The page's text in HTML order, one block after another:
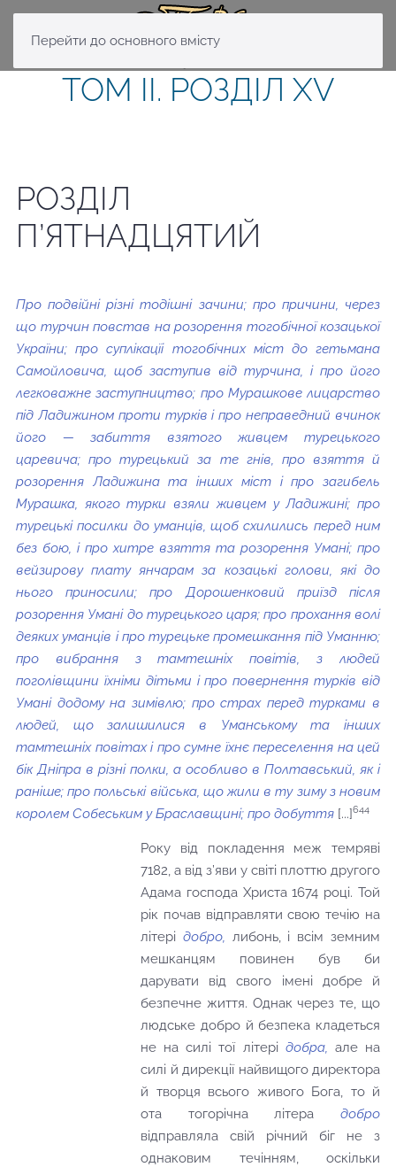
Перейти до основного вмісту
ТОМ II. РОЗДІЛ XV
РОЗДІЛ
П’ЯТНАДЦЯТИЙ
Про подвійні різні тодішні зачини; про причини, через
що турчин повстав на розорення тогобічної козацької
України; про суплікацїі тогобічних міст до гетьмана
Самойловича, щоб заступив від турчина, і про його
легковажне заступництво; про Мурашкове лицарство
під Ладижином проти турків і про неправедний вчинок
його — забиття взятого живцем турецького
царевича; про турецький за те гнів, про взяття й
розорення Ладижина та інших міст і про загибель
Мурашка, якого турки взяли живцем у Ладижині; про
турецькі посилки до уманців, щоб схилились перед ним
без бою, і про хитре взяття та розорення Умані; про
вейзирову плату янчарам за козацькі голови, які до
нього приносили; про Дорошенковий приїзд після
розорення Умані до турецького царя; про прохання волі
деяких уманців і про турецьке промешкання під Уманню;
про вибрання з тамтешніх повітів, з людей
поголівщини їхніми дітьми і про повернення турків від
Умані додому на зимівлю; про страх перед турками в
людей, що залишилися в Уманському та інших
тамтешніх повітах і про сумне їхнє переселення на цей
бік Дніпра в різні полки, а особливо в Полтавський, як і
раніше; про польські війська, що жили в ту зиму з новим
королем Собеським у Браславщині; про добуття [...]644
Року від покладення меж темряві
7182, а від з’яви у світі плоттю другого
Адама господа Христа 1674 році. Той
рік почав відправляти свою течію на
літері добро, либонь, і всім земним
мешканцям повинен був би
дарувати від свого імені добре й
безпечне життя. Однак через те, що
людське добро й безпека кладеться
не на силі тої літері добра, але на
силі й дирекції найвищого директора
й творця всього живого Бога, то й
ота тогорічна літера добро
відправляла свій річний біг не з
однаковим течінням, оскільки